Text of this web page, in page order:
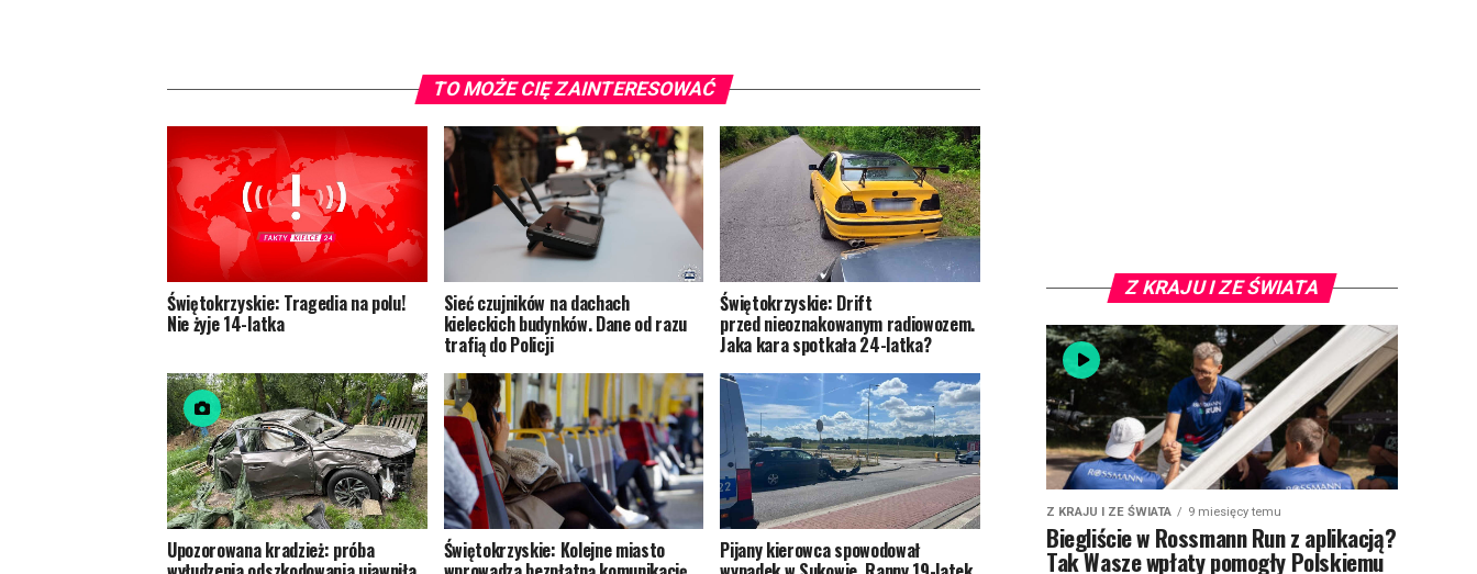
TO MOŻE CIĘ ZAINTERESOWAĆ
Świętokrzyskie: Tragedia na polu!
Nie żyje 14-latka
Sieć czujników na dachach
kieleckich budynków. Dane od razu
trafią do Policji
Świętokrzyskie: Drift
przed nieoznakowanym radiowozem.
Jaka kara spotkała 24-latka?
Upozorowana kradzież: próba Świętokrzyskie: Kolejne miasto Pijany kierowca spowodował
Z KRAJU I ZE ŚWIATA
Z KRAJU I ZE ŚWIATA 9 miesięcy temu
Biegliście w Rossmann Run z aplikacją?
Tak Wasze wpłaty pomogły Polskiemu